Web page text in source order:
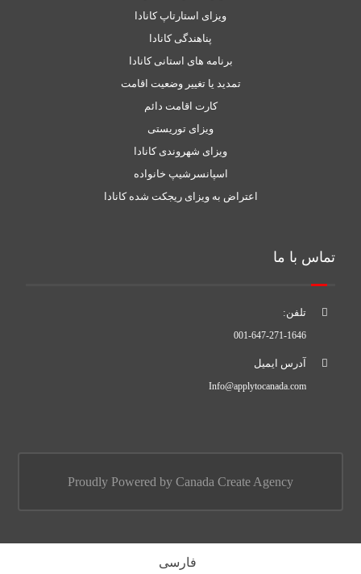
ویزای استارتاپ کانادا
پناهندگی کانادا
برنامه های استانی کانادا
تمدید یا تغییر وضعیت اقامت
کارت اقامت دائم
ویزای توریستی
ویزای شهروندی کانادا
اسپانسرشیپ خانواده
اعتراض به ویزای ریجکت شده کانادا
تماس با ما
تلفن:
001-647-271-1646
آدرس ایمیل
Info@applytocanada.com
Proudly Powered by Canada Create Agency
فارسی